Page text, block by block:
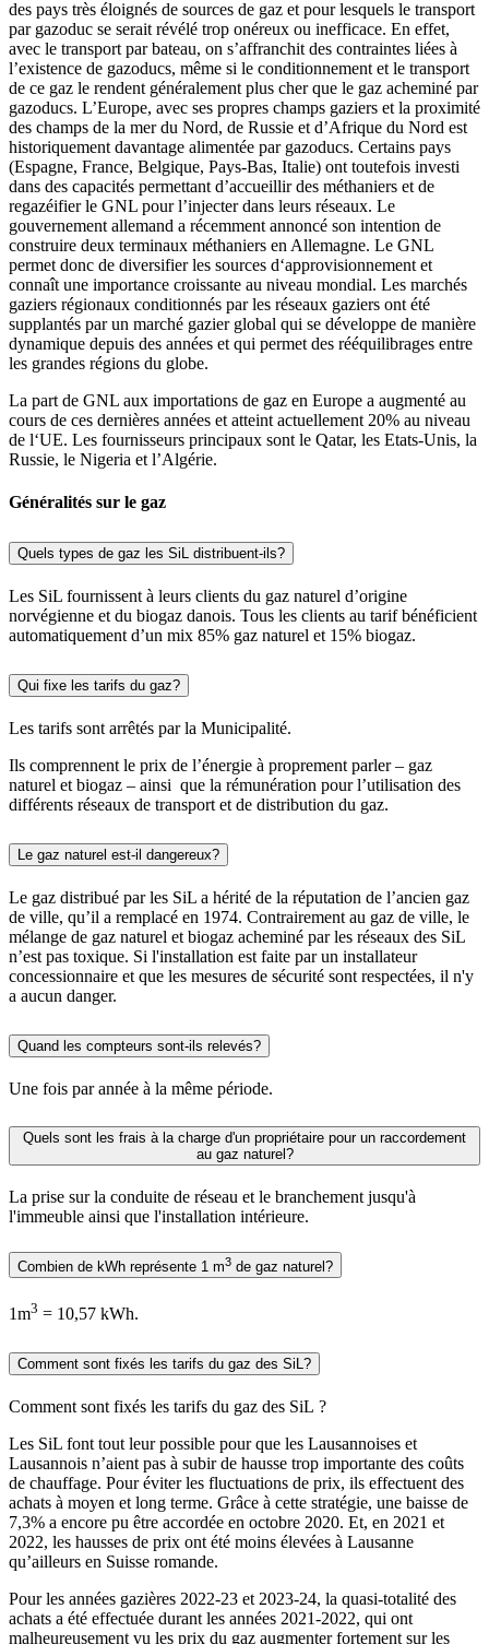
des pays très éloignés de sources de gaz et pour lesquels le transport
par gazoduc se serait révélé trop onéreux ou inefficace. En effet,
avec le transport par bateau, on s’affranchit des contraintes liées à
l’existence de gazoducs, même si le conditionnement et le transport
de ce gaz le rendent généralement plus cher que le gaz acheminé par
gazoducs. L’Europe, avec ses propres champs gaziers et la proximité
des champs de la mer du Nord, de Russie et d’Afrique du Nord est
historiquement davantage alimentée par gazoducs. Certains pays
(Espagne, France, Belgique, Pays-Bas, Italie) ont toutefois investi
dans des capacités permettant d’accueillir des méthaniers et de
regazéifier le GNL pour l’injecter dans leurs réseaux. Le
gouvernement allemand a récemment annoncé son intention de
construire deux terminaux méthaniers en Allemagne. Le GNL
permet donc de diversifier les sources d‘approvisionnement et
connaît une importance croissante au niveau mondial. Les marchés
gaziers régionaux conditionnés par les réseaux gaziers ont été
supplantés par un marché gazier global qui se développe de manière
dynamique depuis des années et qui permet des rééquilibrages entre
les grandes régions du globe.
La part de GNL aux importations de gaz en Europe a augmenté au
cours de ces dernières années et atteint actuellement 20% au niveau
de l‘UE. Les fournisseurs principaux sont le Qatar, les Etats-Unis, la
Russie, le Nigeria et l’Algérie.
Généralités sur le gaz
Quels types de gaz les SiL distribuent-ils?
Les SiL fournissent à leurs clients du gaz naturel d’origine
norvégienne et du biogaz danois. Tous les clients au tarif bénéficient
automatiquement d’un mix 85% gaz naturel et 15% biogaz.
Qui fixe les tarifs du gaz?
Les tarifs sont arrêtés par la Municipalité.
Ils comprennent le prix de l’énergie à proprement parler – gaz
naturel et biogaz – ainsi que la rémunération pour l’utilisation des
différents réseaux de transport et de distribution du gaz.
Le gaz naturel est-il dangereux?
Le gaz distribué par les SiL a hérité de la réputation de l’ancien gaz
de ville, qu’il a remplacé en 1974. Contrairement au gaz de ville, le
mélange de gaz naturel et biogaz acheminé par les réseaux des SiL
n’est pas toxique. Si l'installation est faite par un installateur
concessionnaire et que les mesures de sécurité sont respectées, il n'y
a aucun danger.
Quand les compteurs sont-ils relevés?
Une fois par année à la même période.
Quels sont les frais à la charge d'un propriétaire pour un raccordement
au gaz naturel?
La prise sur la conduite de réseau et le branchement jusqu'à
l'immeuble ainsi que l'installation intérieure.
Combien de kWh représente 1 m3 de gaz naturel?
1m3 = 10,57 kWh.
Comment sont fixés les tarifs du gaz des SiL?
Comment sont fixés les tarifs du gaz des SiL ?
Les SiL font tout leur possible pour que les Lausannoises et
Lausannois n’aient pas à subir de hausse trop importante des coûts
de chauffage. Pour éviter les fluctuations de prix, ils effectuent des
achats à moyen et long terme. Grâce à cette stratégie, une baisse de
7,3% a encore pu être accordée en octobre 2020. Et, en 2021 et
2022, les hausses de prix ont été moins élevées à Lausanne
qu’ailleurs en Suisse romande.
Pour les années gazières 2022-23 et 2023-24, la quasi-totalité des
achats a été effectuée durant les années 2021-2022, qui ont
malheureusement vu les prix du gaz augmenter fortement sur les